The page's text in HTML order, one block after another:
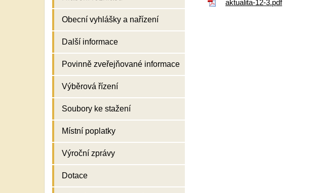
Obecní vyhlášky a nařízení
Další informace
Povinně zveřejňované informace
Výběrová řízení
Soubory ke stažení
Místní poplatky
Výroční zprávy
Dotace
aktualita-12-3.pdf